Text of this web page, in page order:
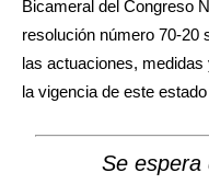
Bicameral del Congreso
resolución número 70-20
las actuaciones,
la vigencia de este
Se espera